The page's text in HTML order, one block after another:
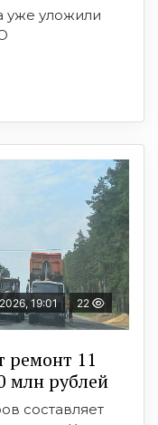
уже уложили
19:01 22
11
млн рублей
составляет